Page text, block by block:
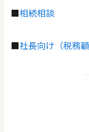
■相続相談
■社長向け（税務